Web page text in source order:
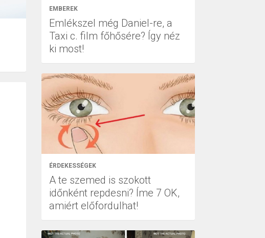
EMBEREK
Emlékszel még Daniel-re, a
Taxi c. film főhősére? Így néz
ki most!
ÉRDEKESSÉGEK
A te szemed is szokott
időnként repdesni? Íme 7 OK,
amiért előfordulhat!